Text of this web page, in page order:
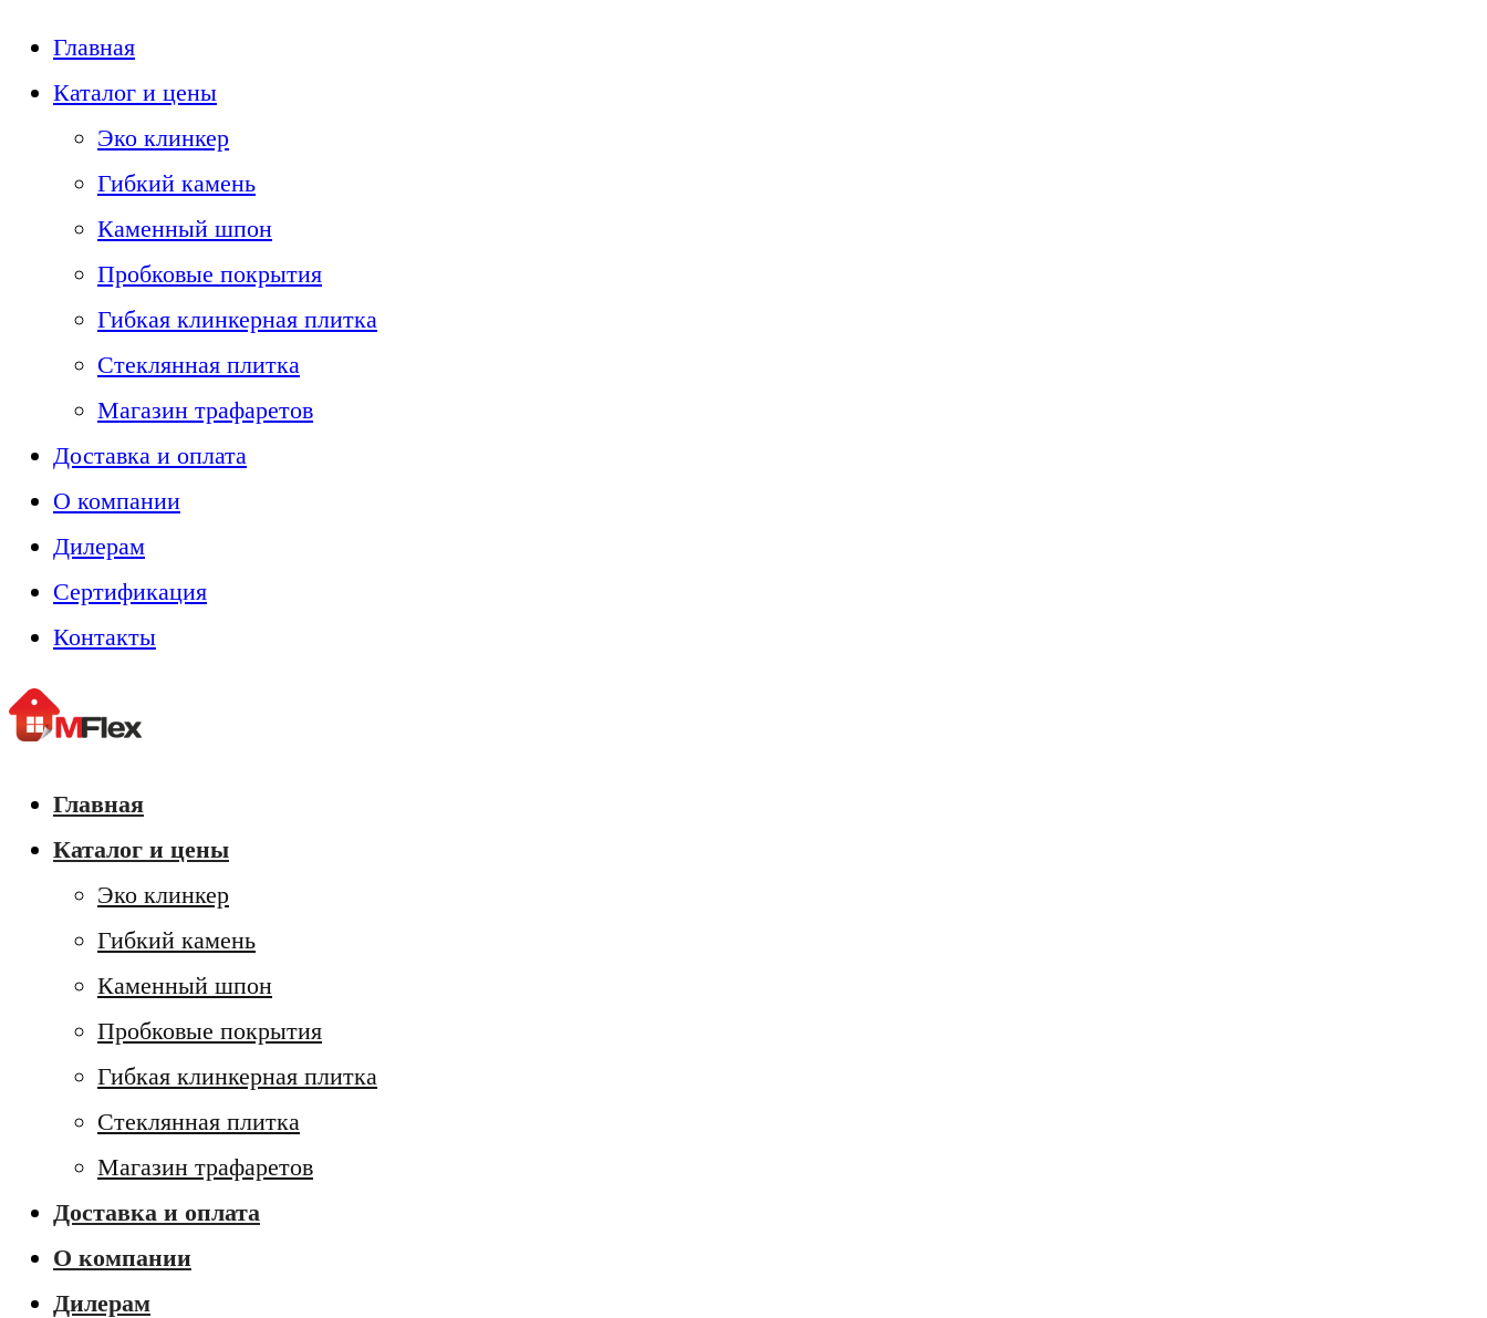
Главная
Каталог и цены
Эко клинкер
Гибкий камень
Каменный шпон
Пробковые покрытия
Гибкая клинкерная плитка
Стеклянная плитка
Магазин трафаретов
Доставка и оплата
О компании
Дилерам
Сертификация
Контакты
Главная
Каталог и цены
Эко клинкер
Гибкий камень
Каменный шпон
Пробковые покрытия
Гибкая клинкерная плитка
Стеклянная плитка
Магазин трафаретов
Доставка и оплата
О компании
Дилерам